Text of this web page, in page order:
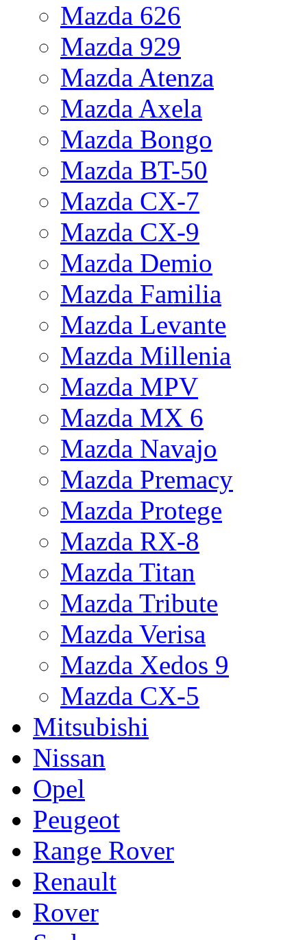
Mazda 626
Mazda 929
Mazda Atenza
Mazda Axela
Mazda Bongo
Mazda BT-50
Mazda CX-7
Mazda CX-9
Mazda Demio
Mazda Familia
Mazda Levante
Mazda Millenia
Mazda MPV
Mazda MX 6
Mazda Navajo
Mazda Premacy
Mazda Protege
Mazda RX-8
Mazda Titan
Mazda Tribute
Mazda Verisa
Mazda Xedos 9
Mazda CX-5
Mitsubishi
Nissan
Opel
Peugeot
Range Rover
Renault
Rover